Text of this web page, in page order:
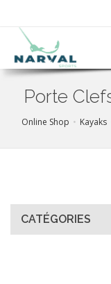
Porte
Online Shop Kayaks
CATÉGORIES